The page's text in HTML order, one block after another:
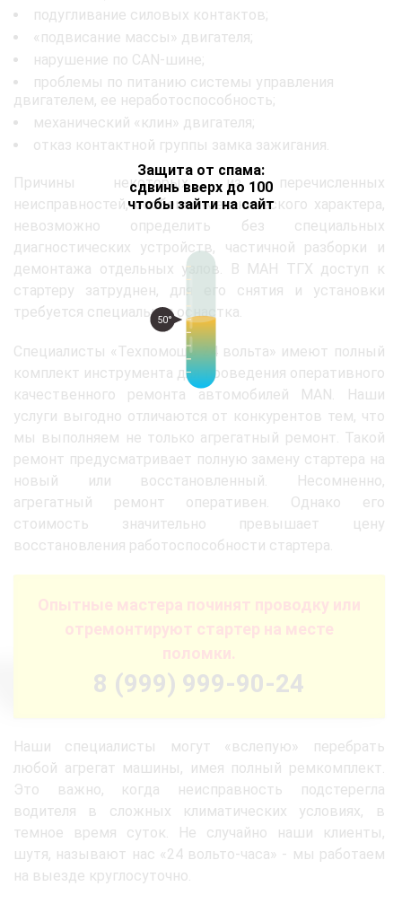
Защита от спама:
сдвинь вверх до 100
чтобы зайти на сайт
50°
подугливание силовых контактов;
«подвисание массы» двигателя;
нарушение по CAN-шине;
проблемы по питанию системы управления
двигателем, ее неработоспособность;
механический «клин» двигателя;
отказ контактной группы замка зажигания.
Причины некоторых из перечисленных
неисправностей, особенно механического характера,
невозможно определить без специальных
диагностических устройств, частичной разборки и
демонтажа отдельных узлов. В МАН ТГХ доступ к
стартеру затруднен, для его снятия и установки
требуется специальная оснастка.
Специалисты «Техпомощь 24 вольта» имеют полный
комплект инструмента для проведения оперативного
качественного ремонта автомобилей MAN. Наши
услуги выгодно отличаются от конкурентов тем, что
мы выполняем не только агрегатный ремонт. Такой
ремонт предусматривает полную замену стартера на
новый или восстановленный. Несомненно,
агрегатный ремонт оперативен. Однако его
стоимость значительно превышает цену
восстановления работоспособности стартера.
Опытные мастера починят проводку или
отремонтируют стартер на месте
поломки.
8 (999) 999-90-24
Наши специалисты могут «вслепую» перебрать
любой агрегат машины, имея полный ремкомплект.
Это важно, когда неисправность подстерегла
водителя в сложных климатических условиях, в
темное время суток. Не случайно наши клиенты,
шутя, называют нас «24 вольто-часа» - мы работаем
на выезде круглосуточно.